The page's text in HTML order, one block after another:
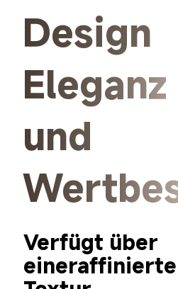
Design
Eleganz
und
Verfügt über
eineraffinierte